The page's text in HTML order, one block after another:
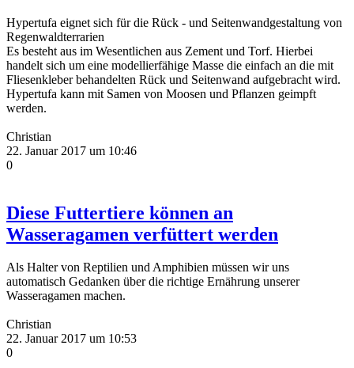
Hypertufa eignet sich für die Rück - und Seitenwandgestaltung von
Regenwaldterrarien
Es besteht aus im Wesentlichen aus Zement und Torf. Hierbei
handelt sich um eine modellierfähige Masse die einfach an die mit
Fliesenkleber behandelten Rück und Seitenwand aufgebracht wird.
Hypertufa kann mit Samen von Moosen und Pflanzen geimpft
werden.
Christian
22. Januar 2017 um 10:46
0
Diese Futtertiere können an
Wasseragamen verfüttert werden
Als Halter von Reptilien und Amphibien müssen wir uns
automatisch Gedanken über die richtige Ernährung unserer
Wasseragamen machen.
Christian
22. Januar 2017 um 10:53
0